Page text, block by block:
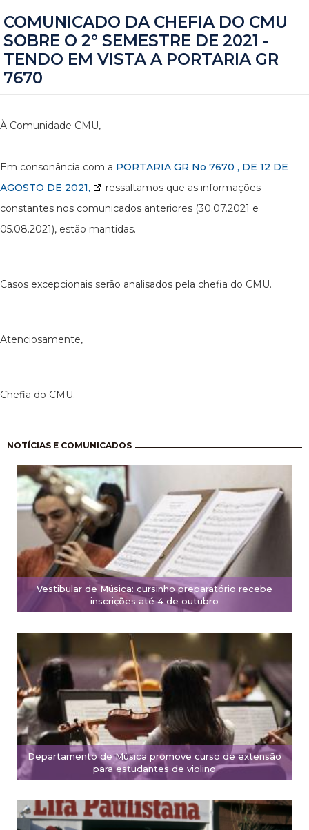
COMUNICADO DA CHEFIA DO CMU
SOBRE O 2° SEMESTRE DE 2021 -
TENDO EM VISTA A PORTARIA GR
7670
À Comunidade CMU,
Em consonância com a PORTARIA GR No 7670 , DE 12 DE
AGOSTO DE 2021,
ressaltamos que as informações
constantes nos comunicados anteriores (30.07.2021 e
05.08.2021), estão mantidas.
Casos excepcionais serão analisados pela chefia do CMU.
Atenciosamente,
Chefia do CMU.
NOTÍCIAS E COMUNICADOS
Vestibular de Música: cursinho preparatório recebe
inscrições até 4 de outubro
Departamento de Música promove curso de extensão
para estudantes de violino
Paginação